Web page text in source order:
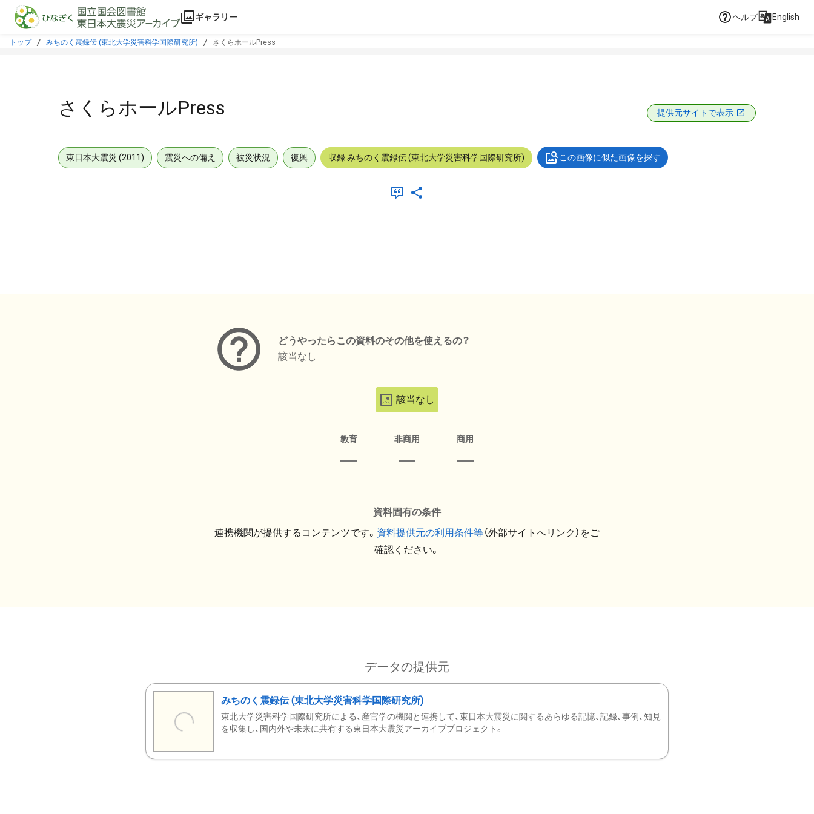
本文に飛ぶ
ギャラリー ヘルプ English
トップ みちのく震録伝 (東北大学災害科学国際研究所) さくらホールPress
さくらホールPress 提供元サイトで表示
東日本大震災 (2011) 震災への備え 被災状況 復興 収録:みちのく震録伝 (東北大学災害科学国際研究所) この画像に似た画像を探す
どうやったらこの資料のその他を使えるの？
該当なし
該当なし
教育 非商用 商用
資料固有の条件
連携機関が提供するコンテンツです。 資料提供元の利用条件等（外部サイトへリンク）をご
確認ください。
データの提供元
みちのく震録伝 (東北大学災害科学国際研究所)
東北大学災害科学国際研究所による、産官学の機関と連携して、東日本大震災に関するあらゆる記憶、記録、事例、知見
を収集し、国内外や未来に共有する東日本大震災アーカイブプロジェクト。